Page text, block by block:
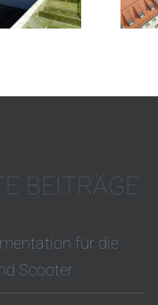
BEITRÄGE
für die
Scooter